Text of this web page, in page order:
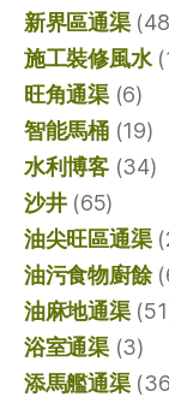
新界區通渠
施工裝修風水
旺角通渠(6)
智能馬桶(19)
水利博客(34)
沙井(65)
油尖旺區通渠
油污食物廚餘
油麻地通渠
浴室通渠(3)
添馬艦通渠